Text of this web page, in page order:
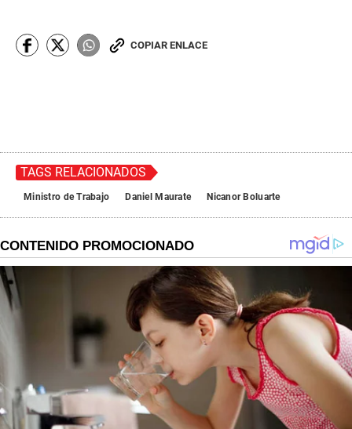
COPIAR ENLACE
TAGS RELACIONADOS
Ministro de Trabajo Daniel Maurate Nicanor Boluarte